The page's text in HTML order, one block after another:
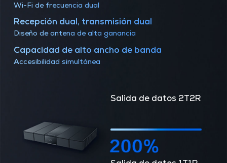
Wi-Fi de frecuencia dual
Recepción dual, transmisión dual
Diseño de antena de alta ganancia
Capacidad de alto ancho de banda
Accesibilidad simultánea
Salida de datos 2T2R